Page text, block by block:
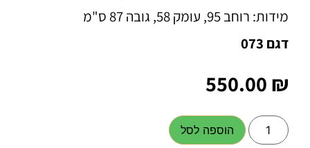
מידות: רוחב 95, עומק 58, גובה 87 ס"מ
דגם 073
550.00 ₪
הוספה לסל